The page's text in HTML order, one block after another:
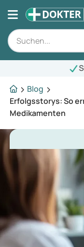
Blog
Erfolgsstorys: So
Medikamenten